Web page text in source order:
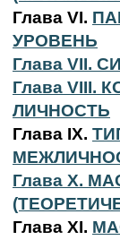
Глава VI.
УРОВЕНЬ
Глава VII.
Глава VIII.
ЛИЧНОСТЬ
Глава IX.
Глава X.
Глава XI.